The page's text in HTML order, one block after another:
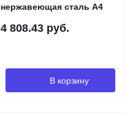
нержавеющая сталь А4
4 808.43 руб.
В корзину